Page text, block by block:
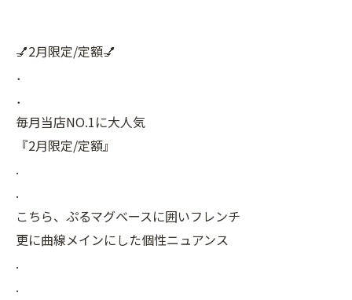
💅2月限定/定額💅
．
．
毎月当店NO.1に大人気
『2月限定/定額』
.
.
こちら、ぷるマグベースに囲いフレンチ
更に曲線メインにした個性ニュアンス
.
.